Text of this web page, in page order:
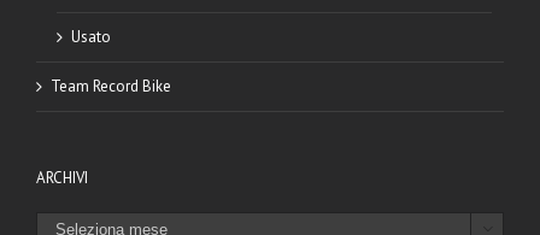
Usato
Team Record Bike
ARCHIVI
ARCHIVI